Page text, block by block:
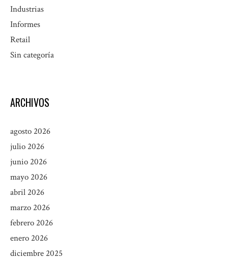
Industrias
Informes
Retail
Sin categoría
ARCHIVOS
agosto 2026
julio 2026
junio 2026
mayo 2026
abril 2026
marzo 2026
febrero 2026
enero 2026
diciembre 2025